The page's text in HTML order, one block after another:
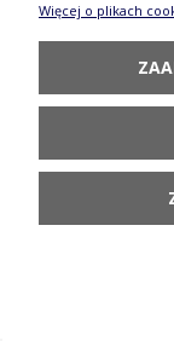
Kubek V 0,3 L
Więcej o plikach